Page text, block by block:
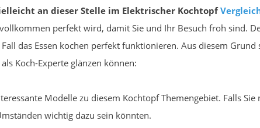
an dieser Stelle im Elektrischer Kochtopf
perfekt wird, damit Sie und Ihr Besuch froh sind.
das Essen kochen perfekt funktionieren. Aus diesem
Koch-Experte glänzen können:
Modelle zu diesem Kochtopf Themengebiet. Falls
wichtig dazu sein könnten.